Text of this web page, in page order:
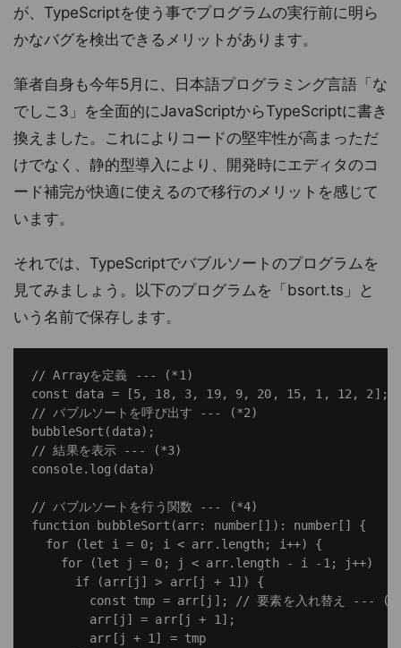
が、TypeScriptを使う事でプログラムの実行前に明ら
かなバグを検出できるメリットがあります。
筆者自身も今年5月に、日本語プログラミング言語「な
でしこ3」を全面的にJavaScriptからTypeScriptに書き
換えました。これによりコードの堅牢性が高まっただ
けでなく、静的型導入により、開発時にエディタのコ
ード補完が快適に使えるので移行のメリットを感じて
います。
それでは、TypeScriptでバブルソートのプログラムを
見てみましょう。以下のプログラムを「bsort.ts」と
いう名前で保存します。
// Arrayを定義 --- (*1)
const data = [5, 18, 3, 19, 9, 20, 15, 1, 12, 2];
// バブルソートを呼び出す --- (*2)
bubbleSort(data);
// 結果を表示 --- (*3)
console.log(data)
// バブルソートを行う関数 --- (*4)
function bubbleSort(arr: number[]): number[] {
  for (let i = 0; i < arr.length; i++) {
for (let j = 0; j < arr.length - i -1; j++)
      if (arr[j] > arr[j + 1]) {
const tmp = arr[j]; // 要素を入れ替え ---
        arr[j] = arr[j + 1];
        arr[j + 1] = tmp